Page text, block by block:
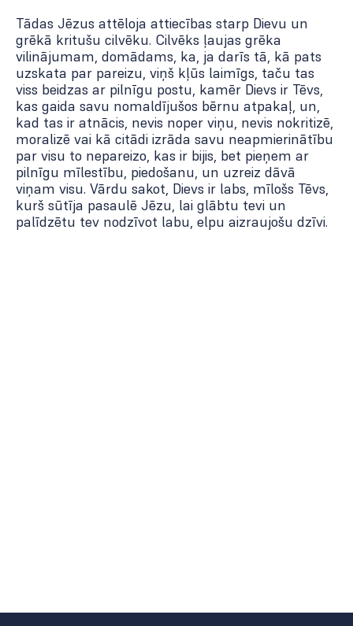
Tādas Jēzus attēloja attiecības starp Dievu un
grēkā kritušu cilvēku. Cilvēks ļaujas grēka
vilinājumam, domādams, ka, ja darīs tā, kā pats
uzskata par pareizu, viņš kļūs laimīgs, taču tas
viss beidzas ar pilnīgu postu, kamēr Dievs ir Tēvs,
kas gaida savu nomaldījušos bērnu atpakaļ, un,
kad tas ir atnācis, nevis noper viņu, nevis nokritizē,
moralizē vai kā citādi izrāda savu neapmierinātību
par visu to nepareizo, kas ir bijis, bet pieņem ar
pilnīgu mīlestību, piedošanu, un uzreiz dāvā
viņam visu. Vārdu sakot, Dievs ir labs, mīlošs Tēvs,
kurš sūtīja pasaulē Jēzu, lai glābtu tevi un
palīdzētu tev nodzīvot labu, elpu aizraujošu dzīvi.